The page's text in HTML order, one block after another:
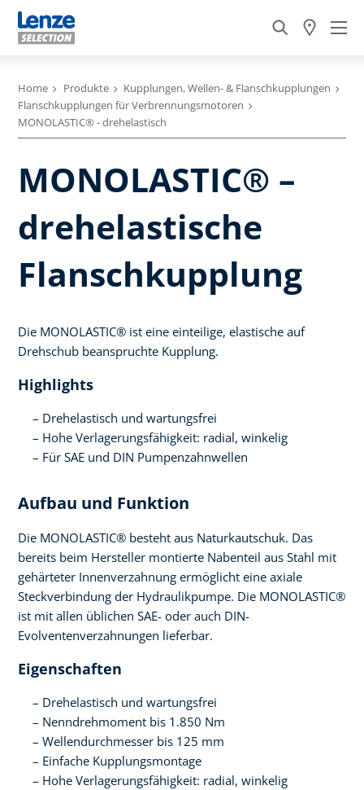
Home Produkte
Kupplungen, Wellen- & Flanschkupplungen
Flanschkupplungen für Verbrennungsmotoren
MONOLASTIC® - drehelastisch
MONOLASTIC® –
drehelastische
Flanschkupplung
Die MONOLASTIC® ist eine einteilige, elastische auf
Drehschub beanspruchte Kupplung.
Highlights
Drehelastisch und wartungsfrei
Hohe Verlagerungsfähigkeit: radial, winkelig
Für SAE und DIN Pumpenzahnwellen
Aufbau und Funktion
Die MONOLASTIC® besteht aus Naturkautschuk. Das
bereits beim Hersteller montierte Nabenteil aus Stahl mit
gehärteter Innenverzahnung ermöglicht eine axiale
Steckverbindung der Hydraulikpumpe. Die MONOLASTIC®
ist mit allen üblichen SAE- oder auch DIN-
Evolventenverzahnungen lieferbar.
Eigenschaften
Drehelastisch und wartungsfrei
Nenndrehmoment bis 1.850 Nm
Wellendurchmesser bis 125 mm
Einfache Kupplungsmontage
Hohe Verlagerungsfähigkeit: radial, winkelig